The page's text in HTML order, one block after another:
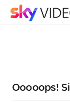
Ooooops!